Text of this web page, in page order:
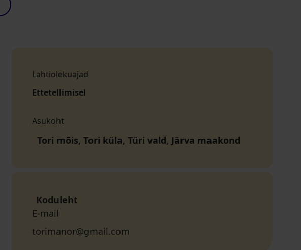
Lahtiolekuajad
Ettetellimisel
Asukoht
Tori mõis, Tori küla, Türi vald, Järva maakond
Koduleht
E-mail
torimanor@gmail.com